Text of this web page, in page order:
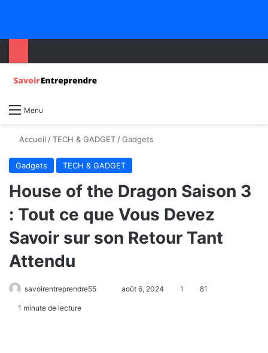
Menu
Accueil /TECH & GADGET/Gadgets
Gadgets TECH & GADGET
House of the Dragon Saison 3
: Tout ce que Vous Devez
Savoir sur son Retour Tant
Attendu
savoirentreprendre55 août 6, 2024 1 81
1 minute de lecture